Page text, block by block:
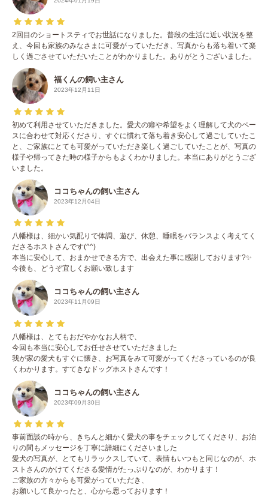
2回目のショートスティでお世話になりました。普段の生活に近い状況を整
え、今回も家族のみなさまに可愛がっていただき、写真からも落ち着いて楽
しく過ごさせていただいたことがわかりました。ありがとうございました。
福くんの飼い主さん
2023年12月11日
初めて利用させていただきました。愛犬の癖や希望をよく理解して犬のペー
スに合わせて対応くださり、すぐに慣れて落ち着き安心して過ごしていたこ
と、ご家族にとても可愛がっていただき楽しく過ごしていたことが、写真の
様子や帰ってきた時の様子からもよくわかりました。本当にありがとうござ
いました。
ココちゃんの飼い主さん
2023年12月04日
八幡様は、細かい気配りで体調、遊び、休憩、睡眠をバランスよく考えてく
ださるホストさんです(^^)
本当に安心して、おまかせできる方で、出会えた事に感謝しております?✨
今後も、どうぞ宜しくお願い致します
ココちゃんの飼い主さん
2023年11月09日
八幡様は、とてもおだやかなお人柄で、
今回も本当に安心してお任せさせていただきました
我が家の愛犬もすぐに懐き、お写真をみて可愛がってくださっているのが良
くわかります。すてきなドッグホストさんです！
ココちゃんの飼い主さん
2023年09月30日
事前面談の時から、きちんと細かく愛犬の事をチェックしてくださり、お泊
りの間もメッセージを丁寧に詳細にくださいました
愛犬の写真が、とてもリラックスしていて、表情もいつもと同じなのが、ホ
ストさんのかけてくださる愛情がたっぷりなのが、わかります！
ご家族の方々からも可愛がっていただき、
お願いして良かったと、心から思っております！